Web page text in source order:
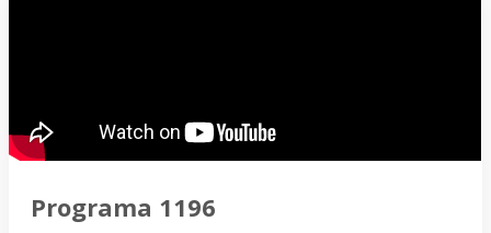
Programa 1196